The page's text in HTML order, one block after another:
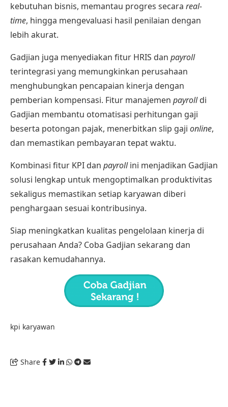
kebutuhan bisnis, memantau progres secara real-
time, hingga mengevaluasi hasil penilaian dengan
lebih akurat.
Gadjian juga menyediakan fitur HRIS dan payroll
terintegrasi yang memungkinkan perusahaan
menghubungkan pencapaian kinerja dengan
pemberian kompensasi. Fitur manajemen payroll di
Gadjian membantu otomatisasi perhitungan gaji
beserta potongan pajak, menerbitkan slip gaji online,
dan memastikan pembayaran tepat waktu.
Kombinasi fitur KPI dan payrollini menjadikan Gadjian
solusi lengkap untuk mengoptimalkan produktivitas
sekaligus memastikan setiap karyawan diberi
penghargaan sesuai kontribusinya.
Siap meningkatkan kualitas pengelolaan kinerja di
perusahaan Anda? Coba Gadjian sekarang dan
rasakan kemudahannya.
kpi karyawan
Share